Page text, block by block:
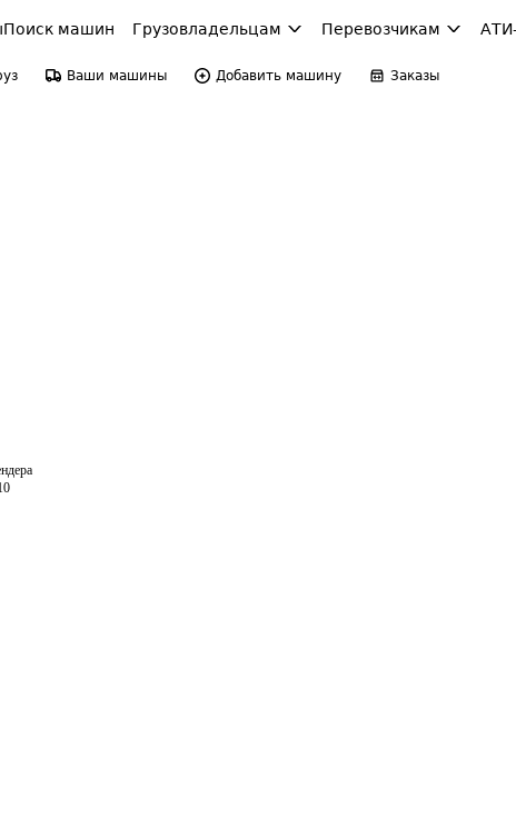
Поиск машин Грузовладельцам Перевозчикам
Ваши машины Добавить машину Заказы